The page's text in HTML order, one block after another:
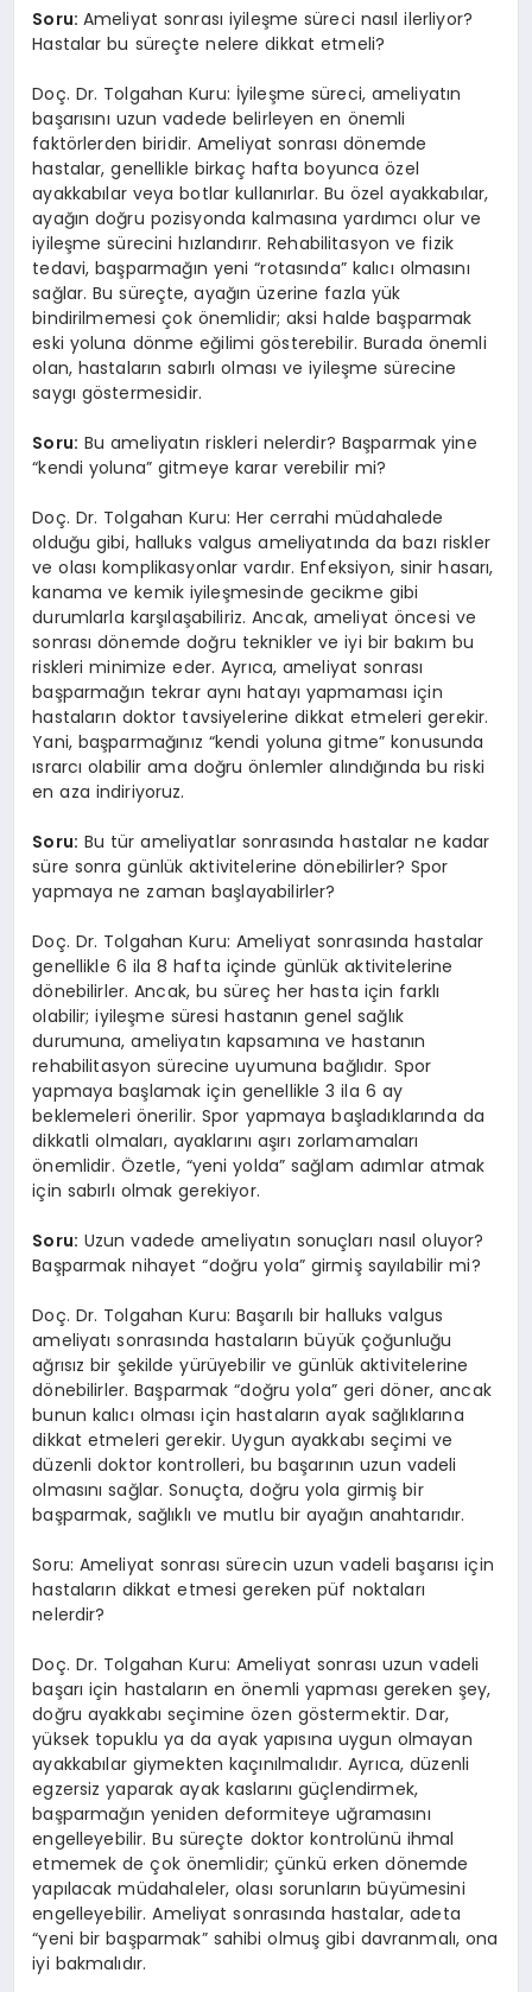
Soru: Ameliyat sonrası iyileşme süreci nasıl ilerliyor?
Hastalar bu süreçte nelere dikkat etmeli?
Doç. Dr. Tolgahan Kuru: İyileşme süreci, ameliyatın
başarısını uzun vadede belirleyen en önemli
faktörlerden biridir. Ameliyat sonrası dönemde
hastalar, genellikle birkaç hafta boyunca özel
ayakkabılar veya botlar kullanırlar. Bu özel ayakkabılar,
ayağın doğru pozisyonda kalmasına yardımcı olur ve
iyileşme sürecini hızlandırır. Rehabilitasyon ve fizik
tedavi, başparmağın yeni “rotasında” kalıcı olmasını
sağlar. Bu süreçte, ayağın üzerine fazla yük
bindirilmemesi çok önemlidir; aksi halde başparmak
eski yoluna dönme eğilimi gösterebilir. Burada önemli
olan, hastaların sabırlı olması ve iyileşme sürecine
saygı göstermesidir.
Soru: Bu ameliyatın riskleri nelerdir? Başparmak yine
“kendi yoluna” gitmeye karar verebilir mi?
Doç. Dr. Tolgahan Kuru: Her cerrahi müdahalede
olduğu gibi, halluks valgus ameliyatında da bazı riskler
ve olası komplikasyonlar vardır. Enfeksiyon, sinir hasarı,
kanama ve kemik iyileşmesinde gecikme gibi
durumlarla karşılaşabiliriz. Ancak, ameliyat öncesi ve
sonrası dönemde doğru teknikler ve iyi bir bakım bu
riskleri minimize eder. Ayrıca, ameliyat sonrası
başparmağın tekrar aynı hatayı yapmaması için
hastaların doktor tavsiyelerine dikkat etmeleri gerekir.
Yani, başparmağınız “kendi yoluna gitme” konusunda
ısrarcı olabilir ama doğru önlemler alındığında bu riski
en aza indiriyoruz.
Soru: Bu tür ameliyatlar sonrasında hastalar ne kadar
süre sonra günlük aktivitelerine dönebilirler? Spor
yapmaya ne zaman başlayabilirler?
Doç. Dr. Tolgahan Kuru: Ameliyat sonrasında hastalar
genellikle 6 ila 8 hafta içinde günlük aktivitelerine
dönebilirler. Ancak, bu süreç her hasta için farklı
olabilir; iyileşme süresi hastanın genel sağlık
durumuna, ameliyatın kapsamına ve hastanın
rehabilitasyon sürecine uyumuna bağlıdır. Spor
yapmaya başlamak için genellikle 3 ila 6 ay
beklemeleri önerilir. Spor yapmaya başladıklarında da
dikkatli olmaları, ayaklarını aşırı zorlamamaları
önemlidir. Özetle, “yeni yolda” sağlam adımlar atmak
için sabırlı olmak gerekiyor.
Soru: Uzun vadede ameliyatın sonuçları nasıl oluyor?
Başparmak nihayet “doğru yola” girmiş sayılabilir mi?
Doç. Dr. Tolgahan Kuru: Başarılı bir halluks valgus
ameliyatı sonrasında hastaların büyük çoğunluğu
ağrısız bir şekilde yürüyebilir ve günlük aktivitelerine
dönebilirler. Başparmak “doğru yola” geri döner, ancak
bunun kalıcı olması için hastaların ayak sağlıklarına
dikkat etmeleri gerekir. Uygun ayakkabı seçimi ve
düzenli doktor kontrolleri, bu başarının uzun vadeli
olmasını sağlar. Sonuçta, doğru yola girmiş bir
başparmak, sağlıklı ve mutlu bir ayağın anahtarıdır.
Soru: Ameliyat sonrası sürecin uzun vadeli başarısı için
hastaların dikkat etmesi gereken püf noktaları
nelerdir?
Doç. Dr. Tolgahan Kuru: Ameliyat sonrası uzun vadeli
başarı için hastaların en önemli yapması gereken şey,
doğru ayakkabı seçimine özen göstermektir. Dar,
yüksek topuklu ya da ayak yapısına uygun olmayan
ayakkabılar giymekten kaçınılmalıdır. Ayrıca, düzenli
egzersiz yaparak ayak kaslarını güçlendirmek,
başparmağın yeniden deformiteye uğramasını
engelleyebilir. Bu süreçte doktor kontrolünü ihmal
etmemek de çok önemlidir; çünkü erken dönemde
yapılacak müdahaleler, olası sorunların büyümesini
engelleyebilir. Ameliyat sonrasında hastalar, adeta
“yeni bir başparmak” sahibi olmuş gibi davranmalı, ona
iyi bakmalıdır.